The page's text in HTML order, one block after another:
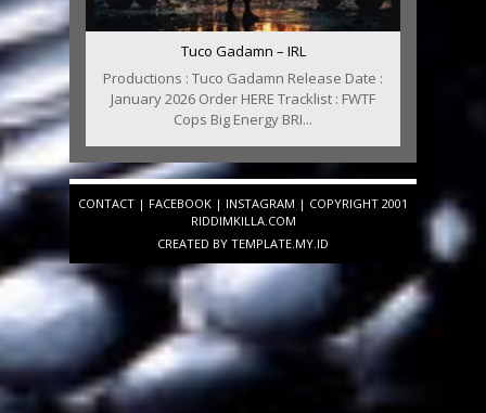
Tuco Gadamn – IRL
Productions : Tuco Gadamn Release Date :
January 2026 Order HERE Tracklist : FWTF
Cops Big Energy BRI...
CONTACT | FACEBOOK | INSTAGRAM | COPYRIGHT 2001
RIDDIMKILLA.COM
CREATED BY TEMPLATE.MY.ID